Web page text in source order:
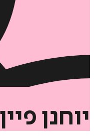
יוחנן פיין